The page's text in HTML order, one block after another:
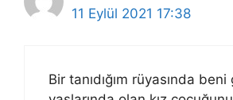
11 Eylül 2021 17:38
Bir tanıdığım rüyasında